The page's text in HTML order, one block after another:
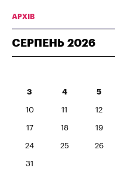
АРХІВ
СЕРПЕНЬ 2026
3 4 5
10 11 12
17 18 19
24 25 26
31